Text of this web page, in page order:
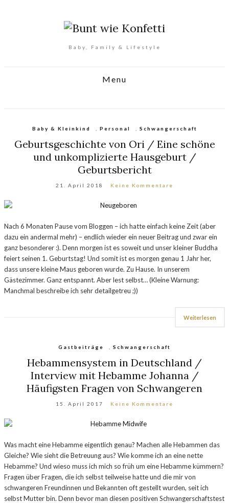
Baby, Family & Lifestyle
Menu
Baby & Kleinkind Personal Schwangerschaft
Geburtsgeschichte von Ori / Eine schöne
und unkomplizierte Hausgeburt /
Geburtsbericht
21. April 2018 Keine Kommentare
Nach 6 Monaten Pause vom Bloggen – ich hatte einfach keine Zeit (aber
dazu ein andermal mehr) – endlich wieder ein neuer Beitrag und zwar ein
ganz besonderer :). Denn morgen ist es soweit und unser kleiner Buddha
feiert seinen 1. Geburtstag! Und somit ist es morgen genau 1 Jahr her,
dass unsere kleine Maus geboren wurde. Zu Hause. In unserem
Gästezimmer. Ganz entspannt. Aber lest selbst… (Kleine Warnung:
Manchmal beschreibe ich sehr detailgetreu ;))
Weiterlesen
Gastbeiträge Schwangerschaft
Hebammensystem in Deutschland /
Interview mit Hebamme Johanna /
Häufigsten Fragen von Schwangeren
15. April 2017 Keine Kommentare
Was macht eine Hebamme eigentlich genau? Machen alle Hebammen das
Gleiche? Wie sieht die Betreuung aus? Wie komme ich an eine nette
Hebamme? Und wieso muss ich mich so früh um eine Hebamme kümmern?
Fragen über Fragen, die ich selbst teilweise hatte und die mir von
schwangeren Freundinnen und Bekannten oft gestellt wurden, seit ich
selbst Mutter bin. Denn bevor man diesen positiven Schwangerschaftstest